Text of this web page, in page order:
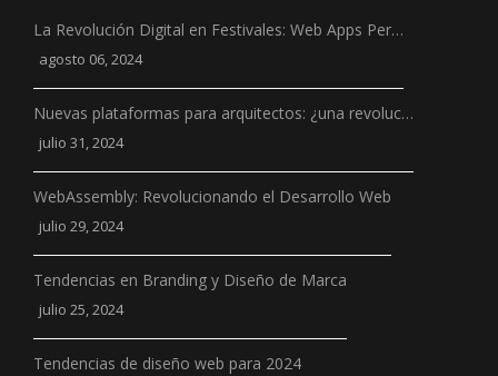
La Revolución Digital en Festivales: Web Apps Per…
agosto 06, 2024
Nuevas plataformas para arquitectos: ¿una revoluc…
julio 31, 2024
WebAssembly: Revolucionando el Desarrollo Web
julio 29, 2024
Tendencias en Branding y Diseño de Marca
julio 25, 2024
Tendencias de diseño web para 2024